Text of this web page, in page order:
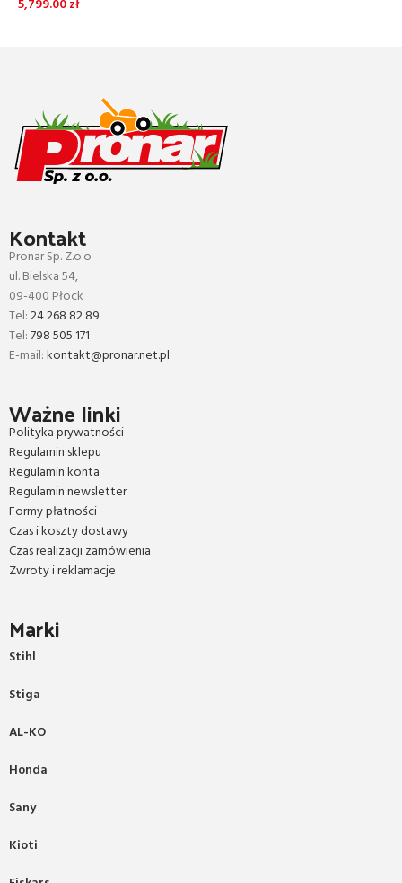
5,799.00zł
Kontakt
Pronar Sp. Z.o.o
ul. Bielska 54,
09-400 Płock
Tel:24 268 82 89
Tel:798 505 171
E-mail:kontakt@pronar.net.pl
Ważne linki
Polityka prywatności
Regulamin sklepu
Regulamin konta
Regulamin newsletter
Formy płatności
Czas i koszty dostawy
Czas realizacji zamówienia
Zwroty i reklamacje
Marki
Stihl
Stiga
AL-KO
Honda
Sany
Kioti